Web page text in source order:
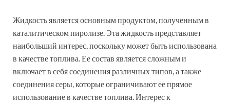
Жидкость является основным продуктом, полученным в
каталитическом пиролизе. Эта жидкость представляет
наибольший интерес, поскольку может быть использована
в качестве топлива. Ее состав является сложным и
включает в себя соединения различных типов, а также
соединения серы, которые ограничивают ее прямое
использование в качестве топлива. Интерес к